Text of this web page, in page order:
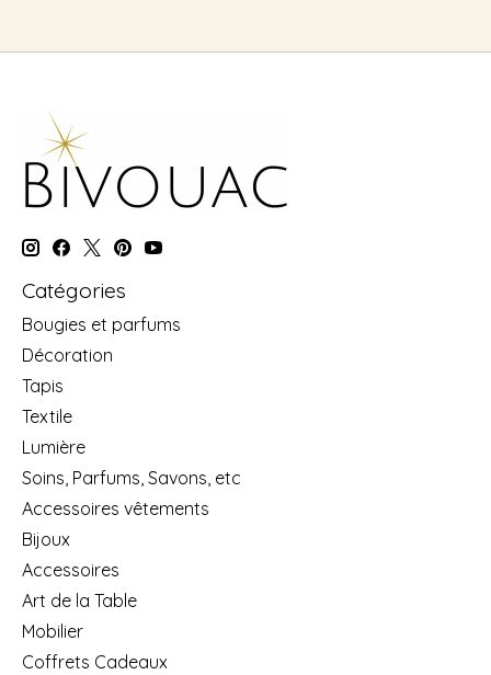
Catégories
Bougies et parfums
Décoration
Tapis
Textile
Lumière
Soins, Parfums, Savons, etc
Accessoires vêtements
Bijoux
Accessoires
Art de la Table
Mobilier
Coffrets Cadeaux